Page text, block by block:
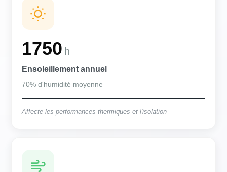
1750 h
Ensoleillement annuel
70% d'humidité moyenne
Affecte les performances thermiques et l'isolation